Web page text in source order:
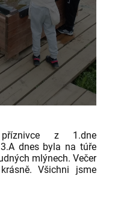
z 1.dne
dnes byla na túře
mlýnech. Večer
Všichni jsme